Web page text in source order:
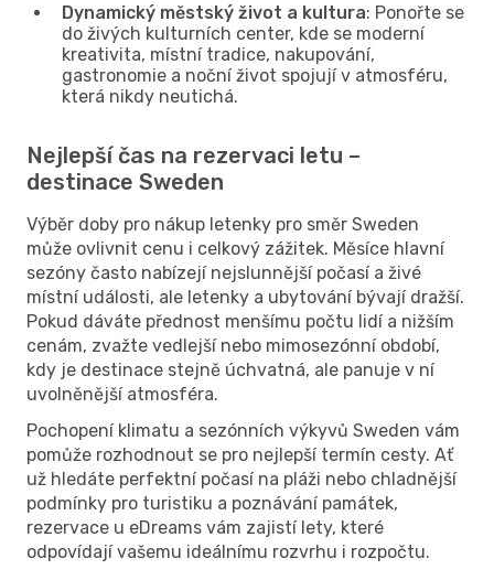
Dynamický městský život a kultura: Ponořte se
do živých kulturních center, kde se moderní
kreativita, místní tradice, nakupování,
gastronomie a noční život spojují v atmosféru,
která nikdy neutichá.
Nejlepší čas na rezervaci letu –
destinace Sweden
Výběr doby pro nákup letenky pro směr Sweden
může ovlivnit cenu i celkový zážitek. Měsíce hlavní
sezóny často nabízejí nejslunnější počasí a živé
místní události, ale letenky a ubytování bývají dražší.
Pokud dáváte přednost menšímu počtu lidí a nižším
cenám, zvažte vedlejší nebo mimosezónní období,
kdy je destinace stejně úchvatná, ale panuje v ní
uvolněnější atmosféra.
Pochopení klimatu a sezónních výkyvů Sweden vám
pomůže rozhodnout se pro nejlepší termín cesty. Ať
už hledáte perfektní počasí na pláži nebo chladnější
podmínky pro turistiku a poznávání památek,
rezervace u eDreams vám zajistí lety, které
odpovídají vašemu ideálnímu rozvrhu i rozpočtu.